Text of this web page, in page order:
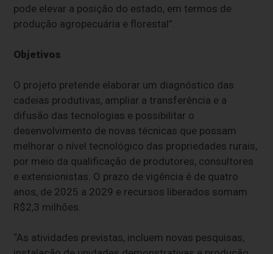
pode elevar a posição do estado, em termos de
produção agropecuária e florestal”.
Objetivos
O projeto pretende elaborar um diagnóstico das
cadeias produtivas, ampliar a transferência e a
difusão das tecnologias e possibilitar o
desenvolvimento de novas técnicas que possam
melhorar o nível tecnológico das propriedades rurais,
por meio da qualificação de produtores, consultores
e extensionistas. O prazo de vigência é de quatro
anos, de 2025 a 2029 e recursos liberados somam
R$2,3 milhões.
“As atividades previstas, incluem novas pesquisas,